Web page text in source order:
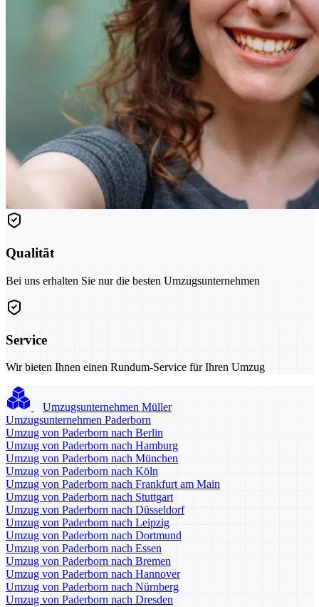
Qualität
Bei uns erhalten Sie nur die besten Umzugsunternehmen
Service
Wir bieten Ihnen einen Rundum-Service für Ihren Umzug
Umzugsunternehmen Müller
Umzugsunternehmen Paderborn
Umzug von Paderborn nach Berlin
Umzug von Paderborn nach Hamburg
Umzug von Paderborn nach München
Umzug von Paderborn nach Köln
Umzug von Paderborn nach Frankfurt am Main
Umzug von Paderborn nach Stuttgart
Umzug von Paderborn nach Düsseldorf
Umzug von Paderborn nach Leipzig
Umzug von Paderborn nach Dortmund
Umzug von Paderborn nach Essen
Umzug von Paderborn nach Bremen
Umzug von Paderborn nach Hannover
Umzug von Paderborn nach Nürnberg
Umzug von Paderborn nach Dresden